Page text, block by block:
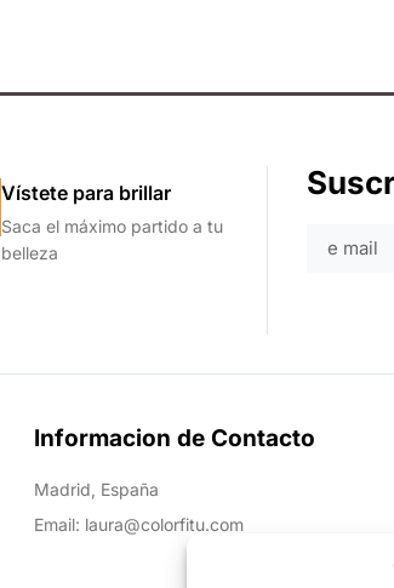
Vístete para brillar
Saca el máximo partido a tu
belleza
Informacion de Contacto
Madrid, España
Email: laura@colorfitu.com